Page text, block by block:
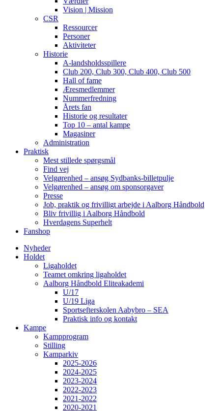
Vision | Mission
CSR
Ressourcer
Personer
Aktiviteter
Historie
A-landsholdsspillere
Club 200, Club 300, Club 400, Club 500
Hall of fame
Æresmedlemmer
Nummerfredning
Årets fan
Historie og resultater
Top 10 – antal kampe
Magasiner
Administration
Praktisk
Mest stillede spørgsmål
Find vej
Velgørenhed – ansøg Sydbanks-billetpulje
Velgørenhed – ansøg om sponsorgaver
Presse
Job, praktik og frivilligt arbejde i Aalborg Håndbold
Bliv frivillig i Aalborg Håndbold
Hverdagens Superhelt
Fanshop
Nyheder
Holdet
Ligaholdet
Teamet omkring ligaholdet
Aalborg Håndbold Eliteakademi
U/17
U/19 Liga
Sportsefterskolen Aabybro – SEA
Praktisk info og kontakt
Kampe
Kampprogram
Stilling
Kamparkiv
2025-2026
2024-2025
2023-2024
2022-2023
2021-2022
2020-2021